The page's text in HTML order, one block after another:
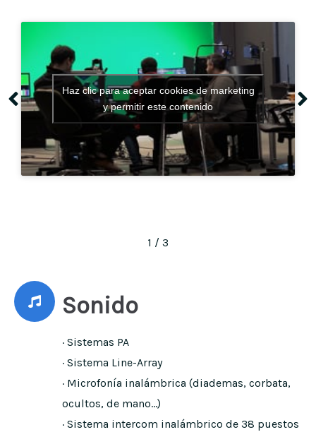
Haz clic para aceptar cookies de marketing
y permitir este contenido
1 / 3
Sonido
· Sistemas PA
· Sistema Line-Array
· Microfonía inalámbrica (diademas, corbata,
ocultos, de mano…)
· Sistema intercom inalámbrico de 38 puestos